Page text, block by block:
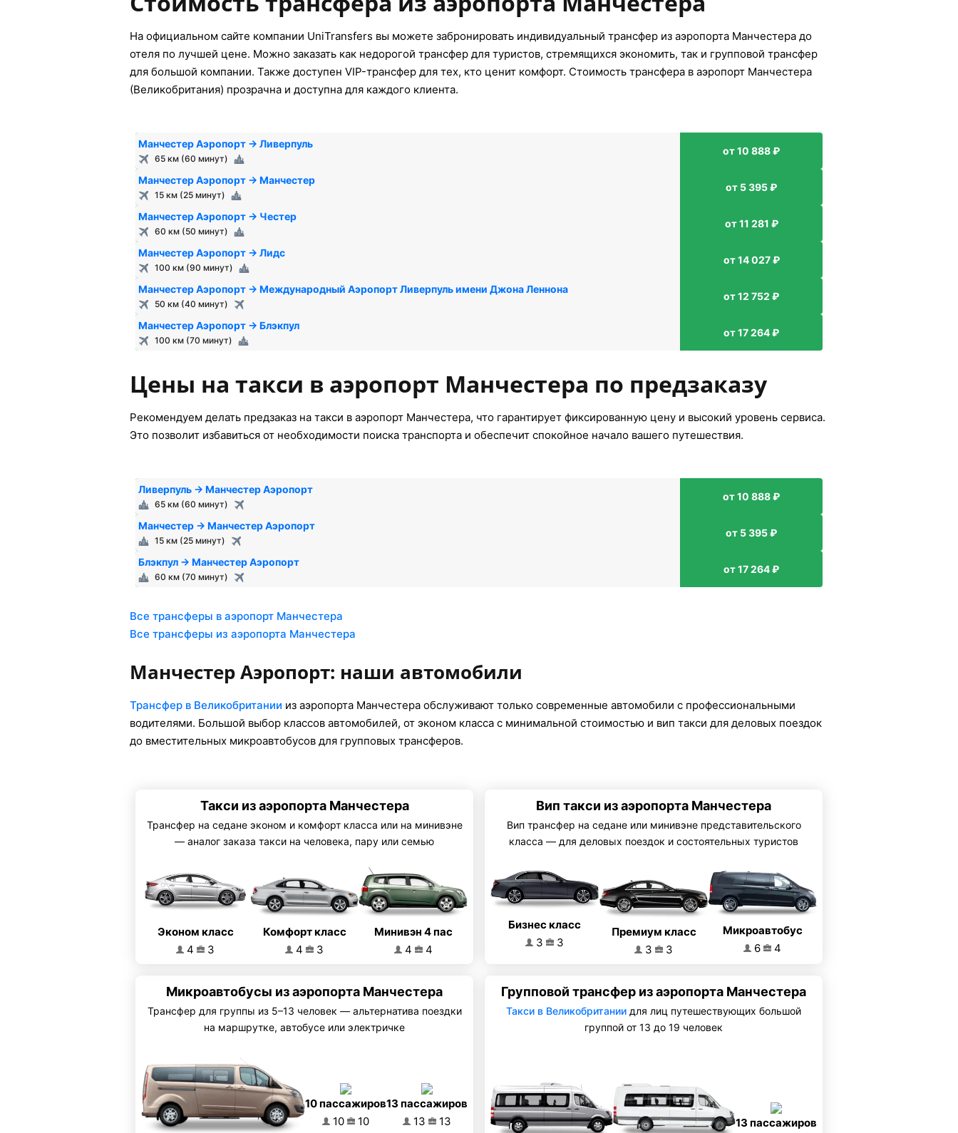
На официальном сайте компании UniTransfers вы можете забронировать индивидуальный трансфер из аэропорта Манчестера до
отеля по лучшей цене. Можно заказать как недорогой трансфер для туристов, стремящихся экономить, так и групповой трансфер
для большой компании. Также доступен VIP-трансфер для тех, кто ценит комфорт. Стоимость трансфера в аэропорт Манчестера
(Великобритания) прозрачна и доступна для каждого клиента.
Манчестер Аэропорт → Ливерпуль
65 км (60 минут)
от 10 888 ₽
Манчестер Аэропорт → Манчестер
15 км (25 минут)
от 5 395 ₽
Манчестер Аэропорт → Честер
60 км (50 минут)
от 11 281 ₽
Манчестер Аэропорт → Лидс
100 км (90 минут)
от 14 027 ₽
Манчестер Аэропорт → Международный Аэропорт Ливерпуль имени Джона Леннона
50 км (40 минут)
от 12 752 ₽
Манчестер Аэропорт → Блэкпул
100 км (70 минут)
от 17 264 ₽
Цены на такси в аэропорт Манчестера по предзаказу
Рекомендуем делать предзаказ на такси в аэропорт Манчестера, что гарантирует фиксированную цену и высокий уровень сервиса.
Это позволит избавиться от необходимости поиска транспорта и обеспечит спокойное начало вашего путешествия.
Ливерпуль → Манчестер Аэропорт
65 км (60 минут)
от 10 888 ₽
Манчестер → Манчестер Аэропорт
15 км (25 минут)
от 5 395 ₽
Блэкпул → Манчестер Аэропорт
60 км (70 минут)
от 17 264 ₽
Все трансферы в аэропорт Манчестера
Все трансферы из аэропорта Манчестера
Манчестер Аэропорт: наши автомобили
Трансфер в Великобритании из аэропорта Манчестера обслуживают только современные автомобили с профессиональными
водителями. Большой выбор классов автомобилей, от эконом класса с минимальной стоимостью и вип такси для деловых поездок
до вместительных микроавтобусов для групповых трансферов.
Такси из аэропорта Манчестера
Трансфер на седане эконом и комфорт класса или на минивэне
— аналог заказа такси на человека, пару или семью
Эконом класс
4
3
Комфорт класс
4
3
Минивэн 4 пас
4
4
Вип такси из аэропорта Манчестера
Вип трансфер на седане или минивэне представительского
класса — для деловых поездок и состоятельных туристов
Бизнес класс
3
3
Премиум класс
3
3
Микроавтобус
6
4
Микроавтобусы из аэропорта Манчестера
Трансфер для группы из 5–13 человек — альтернатива поездки
на маршрутке, автобусе или электричке
10 пассажиров
10
10
13 пассажиров
13
13
Групповой трансфер из аэропорта Манчестера
Такси в Великобритании для лиц путешествующих большой
группой от 13 до 19 человек
13 пассажиров